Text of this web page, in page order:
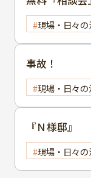
現場・日々の
事故！
現場・日々の
『Ｎ様邸』
現場・日々の